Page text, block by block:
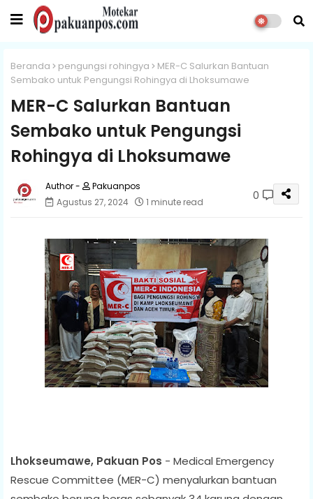
Beranda pengungsi rohingya
MER-C Salurkan Bantuan
Sembako untuk Pengungsi Rohingya di Lhoksumawe
MER-C Salurkan Bantuan
Sembako untuk Pengungsi
Rohingya di Lhoksumawe
Pakuanpos
Agustus 27, 2024
1 minute read 0
Lhokseumawe, Pakuan Pos - Medical Emergency
Rescue Committee (MER-C) menyalurkan bantuan